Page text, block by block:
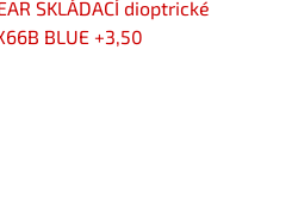
SKLÁDACÍ dioptrické
BLUE +3,50